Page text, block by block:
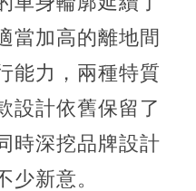
當加高的離地間
能力，兩種特質
設計依舊保留了
時深挖品牌設計
少新意。